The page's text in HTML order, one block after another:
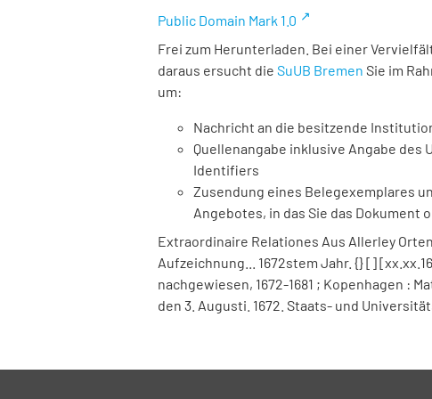
Public Domain Mark 1.0
Frei zum Herunterladen. Bei einer
daraus ersucht die SuUB Bremen Sie im
um:
Nachricht an die besitzende
Quellenangabe inklusive Angabe
Identifiers
Zusendung eines Belegexemplares
Angebotes, in das Sie das Dokument
Extraordinaire Relationes Aus Allerley
Aufzeichnung... 1672stem Jahr. {} []
nachgewiesen, 1672-1681 ; Kopenhagen :
den 3. Augusti. 1672. Staats- und